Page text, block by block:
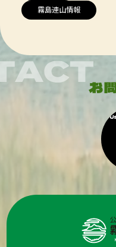
霧島連山情報